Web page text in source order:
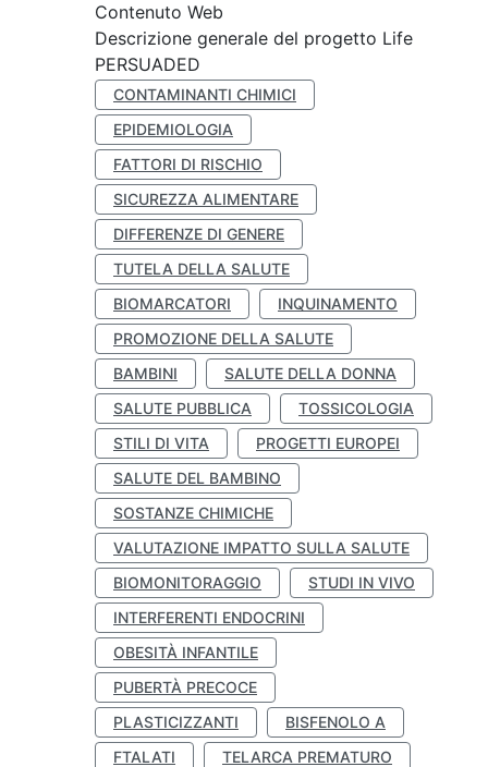
Contenuto Web
Descrizione generale del progetto Life
PERSUADED
CONTAMINANTI CHIMICI
EPIDEMIOLOGIA
FATTORI DI RISCHIO
SICUREZZA ALIMENTARE
DIFFERENZE DI GENERE
TUTELA DELLA SALUTE
BIOMARCATORI
INQUINAMENTO
PROMOZIONE DELLA SALUTE
BAMBINI
SALUTE DELLA DONNA
SALUTE PUBBLICA
TOSSICOLOGIA
STILI DI VITA
PROGETTI EUROPEI
SALUTE DEL BAMBINO
SOSTANZE CHIMICHE
VALUTAZIONE IMPATTO SULLA SALUTE
BIOMONITORAGGIO
STUDI IN VIVO
INTERFERENTI ENDOCRINI
OBESITÀ INFANTILE
PUBERTÀ PRECOCE
PLASTICIZZANTI
BISFENOLO A
FTALATI
TELARCA PREMATURO